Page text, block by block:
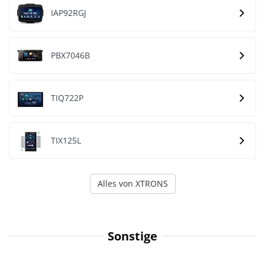
IAP92RGJ
PBX7046B
TIQ722P
TIX125L
Alles von XTRONS
Sonstige